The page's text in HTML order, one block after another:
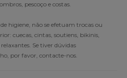
pescoço e costas.
higiene, não se efetuam trocas ou
cuecas, cintas, soutiens, bikinis,
Se tiver dúvidas
por favor, contacte-nos.